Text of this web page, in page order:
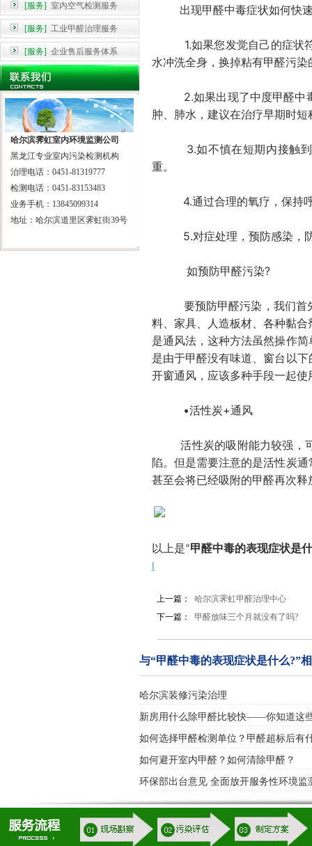
[服务] 室内空气检测服务
[服务] 工业甲醛治理服务
[服务] 企业售后服务体系
哈尔滨霁虹室内环境监测公司
黑龙江专业室内污染检测机构
治理电话：0451-81319777
检测电话：0451-83153483
业务手机：13845099314
地址：哈尔滨道里区霁虹街39号
出现甲醛中毒症状如何快
1.如果您发觉自己的症状符
水冲洗全身，换掉粘有甲醛污
2.如果出现了中度甲醛中毒
肿、肺水，建议在治疗早期时
3.如不慎在短期内接触到大
重。
4.通过合理的氧疗，保持呼
5.对症处理，预防感染，防
如预防甲醛污染?
要预防甲醛污染，我们首先
料、家具、人造板材、各种黏
是通风法，这种方法虽然操作
是由于甲醛没有味道、窗台以
开窗通风，应该多种手段一起
•活性炭+通风
活性炭的吸附能力较强，可
陷。但是需要注意的是活性炭
甚至会将已经吸附的甲醛再次
以上是“甲醛中毒的表现症状是
上一篇：
哈尔滨霁虹甲醛治理中心
下一篇：
甲醛放味三个月就没有了吗?
与“甲醛中毒的表现症状是什么?”
哈尔滨装修污染治理
新房用什么除甲醛比较快——你知道这
如何选择甲醛检测单位？甲醛超标后有
如何避开室内甲醛？如何清除甲醛？
环保部出台意见 全面放开服务性环境监